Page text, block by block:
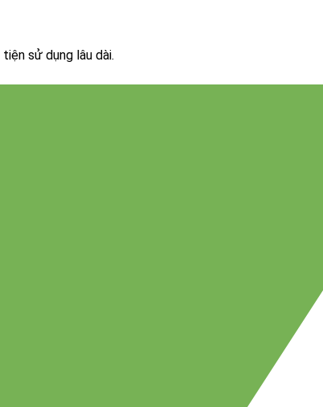
sử dụng lâu dài.